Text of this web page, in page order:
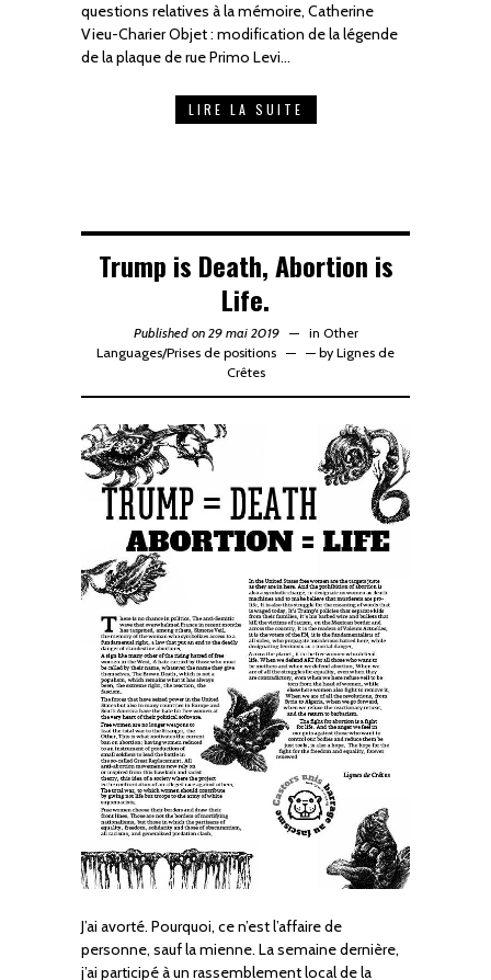
questions relatives à la mémoire, Catherine
Vieu-Charier Objet : modification de la légende
de la plaque de rue Primo Levi…
LIRE LA SUITE
Trump is Death, Abortion is
Life.
Published on 29 mai 2019 in Other
Languages/Prises de positions — by Lignes de
Crêtes
J’ai avorté. Pourquoi, ce n’est l’affaire de
personne, sauf la mienne. La semaine dernière,
j’ai participé à un rassemblement local de la